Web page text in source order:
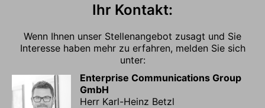
Ihr Kontakt:
Wenn Ihnen unser Stellenangebot zusagt und Sie
Interesse haben mehr zu erfahren, melden Sie sich
unter:
Enterprise Communications Group
GmbH
Herr Karl-Heinz Betzl